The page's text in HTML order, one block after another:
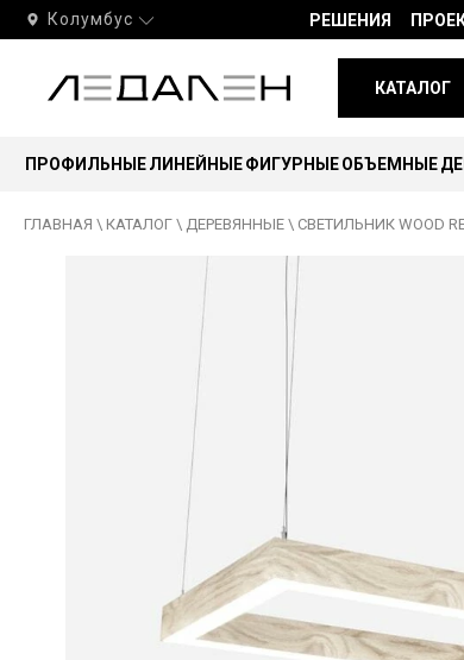
Колумбус РЕШЕНИЯ
КАТАЛОГ
ПРОФИЛЬНЫЕЛИНЕЙНЫЕФИГУРНЫЕОБЪЕМНЫЕ
ГЛАВНАЯ \ КАТАЛОГ \ ДЕРЕВЯННЫЕ \ СВЕТИЛЬНИК WOOD